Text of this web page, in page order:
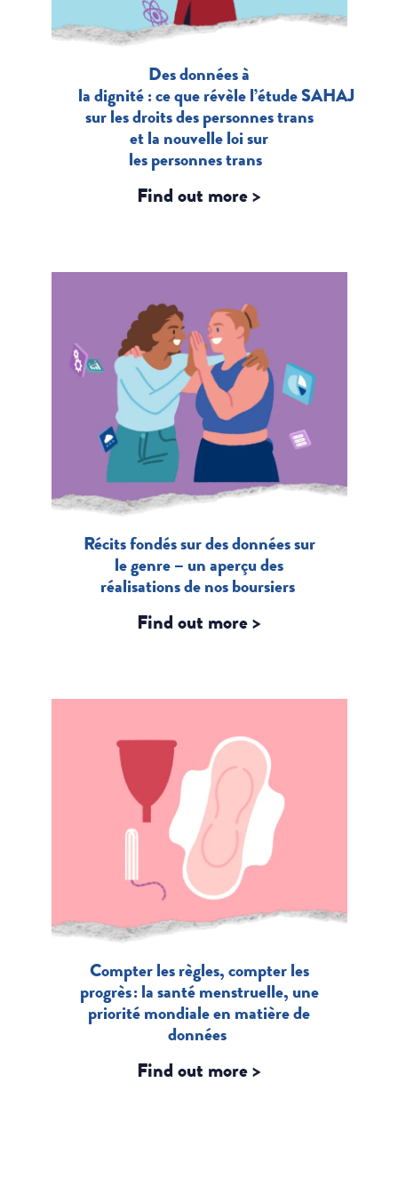
Des données à
la dignité : ce que révèle l’étude SAHAJ
sur les droits des personnes trans
et la nouvelle loi sur
les personnes trans
Find out more >
Récits fondés sur des données sur
le genre – un aperçu des
réalisations de nos boursiers
Find out more >
Compter les règles, compter les
progrès : la santé menstruelle, une
priorité mondiale en matière de
données
Find out more >